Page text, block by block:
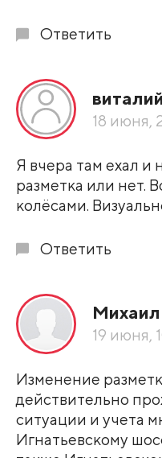
Ответить
18 июня,
Я вчера там ехал и
разметка или нет.
колёсами.
Ответить
19 июня,
Изменение
действительно
ситуации и учета
Игнатьевскому